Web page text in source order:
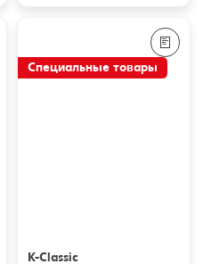
Специальные товары
K-Classic